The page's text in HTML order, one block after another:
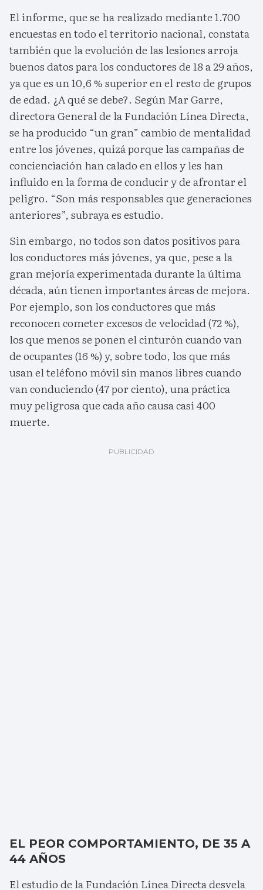
El informe, que se ha realizado mediante 1.700
encuestas en todo el territorio nacional, constata
también que la evolución de las lesiones arroja
buenos datos para los conductores de 18 a 29 años,
ya que es un 10,6 % superior en el resto de grupos
de edad. ¿A qué se debe?. Según Mar Garre,
directora General de la Fundación Línea Directa,
se ha producido “un gran” cambio de mentalidad
entre los jóvenes, quizá porque las campañas de
concienciación han calado en ellos y les han
influido en la forma de conducir y de afrontar el
peligro. “Son más responsables que generaciones
anteriores”, subraya es estudio.
Sin embargo, no todos son datos positivos para
los conductores más jóvenes, ya que, pese a la
gran mejoría experimentada durante la última
década, aún tienen importantes áreas de mejora.
Por ejemplo, son los conductores que más
reconocen cometer excesos de velocidad (72 %),
los que menos se ponen el cinturón cuando van
de ocupantes (16 %) y, sobre todo, los que más
usan el teléfono móvil sin manos libres cuando
van conduciendo (47 por ciento), una práctica
muy peligrosa que cada año causa casi 400
muerte.
EL PEOR COMPORTAMIENTO, DE 35 A
44 AÑOS
El estudio de la Fundación Línea Directa desvela